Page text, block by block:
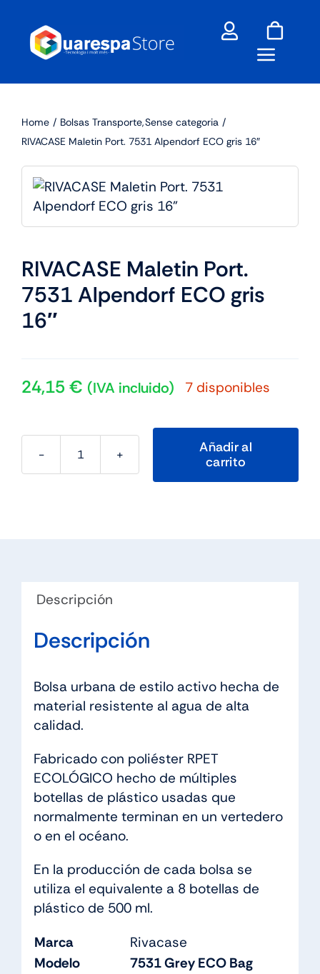
content
Home Bolsas Transporte Sense categoria
RIVACASE Maletin Port. 7531 Alpendorf ECO gris 16″
RIVACASE Maletin Port.
7531 Alpendorf ECO gris
16″
24,15 € (IVA incluido) 7 disponibles
RIVACASE
16"
Añadir al
carrito
Descripción
Descripción
Bolsa urbana de estilo activo hecha de
material resistente al agua de alta
calidad.
Fabricado con poliéster RPET
ECOLÓGICO hecho de múltiples
botellas de plástico usadas que
normalmente terminan en un vertedero
o en el océano.
En la producción de cada bolsa se
utiliza el equivalente a 8 botellas de
plástico de 500 ml.
Marca
Rivacase
Modelo
7531 Grey ECO Bag